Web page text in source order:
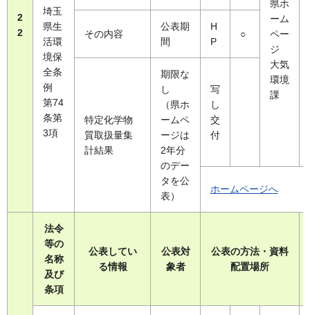
2
2
埼玉
県生
活環
境保
全条
例
第74
条第
3項
県ホ
ーム
ペー
ジ
大気
環境
課
H
P
○
その内容
公表期
間
特定化学物
質取扱量集
計結果
期限な
し
（県ホ
ームペ
ージは
2年分
のデー
タを公
表）
写
し
交
付
ホームページへ
法令
等の
名称
及び
条項
公表してい
る情報
公表対
象者
公表の方法・資料
配置場所